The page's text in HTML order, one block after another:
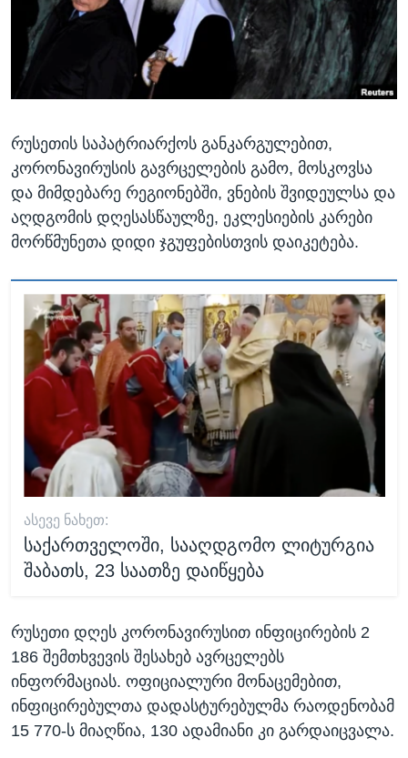
ᲡᲢᲣᲓᲘᲐ ᲕᲐᲨᲘᲜᲒᲢᲝᲜᲘ
ᲔᲙᲝᲜᲝᲛᲘᲙᲐ
ᲯᲐᲜᲛᲠᲗᲔᲚᲝᲑᲐ
ᲙᲣᲚᲢᲣᲠᲐ
ᲒᲐᲚᲘᲚᲔᲝ
ᲓᲔᲖᲘᲜᲤᲝᲠᲛᲐᲪᲘᲐ
Learning English
ᲗᲕᲐᲚᲘ ᲒᲕᲐᲓᲔᲕᲜᲔᲗ
ენები
რუსეთის საპატრიარქოს განკარგულებით,
კორონავირუსის გავრცელების გამო, მოსკოვსა
და მიმდებარე რეგიონებში, ვნების შვიდეულსა და
აღდგომის დღესასწაულზე, ეკლესიების კარები
მორწმუნეთა დიდი ჯგუფებისთვის დაიკეტება.
ᲐᲡᲔᲕᲔ ᲜᲐᲮᲔᲗ:
საქართველოში, სააღდგომო ლიტურგია
შაბათს, 23 საათზე დაიწყება
რუსეთი დღეს კორონავირუსით ინფიცირების 2
186 შემთხვევის შესახებ ავრცელებს
ინფორმაციას. ოფიციალური მონაცემებით,
ინფიცირებულთა დადასტურებულმა რაოდენობამ
15 770-ს მიაღწია, 130 ადამიანი კი გარდაიცვალა.